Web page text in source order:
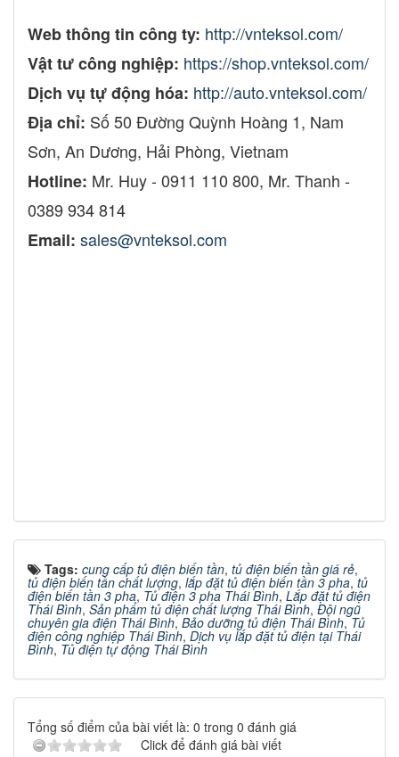
Web thông tin công ty: http://vnteksol.com/
Vật tư công nghiệp: https://shop.vnteksol.com/
Dịch vụ tự động hóa: http://auto.vnteksol.com/
Địa chỉ: Số 50 Đường Quỳnh Hoàng 1, Nam
Sơn, An Dương, Hải Phòng, Vietnam
Hotline: Mr. Huy - 0911 110 800, Mr. Thanh -
0389 934 814
Email: sales@vnteksol.com
Tags: cung cấp tủ điện biến tần, tủ điện biến tần giá rẻ,
tủ điện biến tần chất lượng, lắp đặt tủ điện biến tần 3 pha,tủ
điện biến tần 3 pha, Tủ điện 3 pha Thái Bình, Lắp đặt tủ điện
Thái Bình, Sản phẩm tủ điện chất lượng Thái Bình, Đội ngũ
chuyên gia điện Thái Bình, Bảo dưỡng tủ điện Thái Bình,Tủ
điện công nghiệp Thái Bình, Dịch vụ lắp đặt tủ điện tại Thái
Bình, Tủ điện tự động Thái Bình
Tổng số điểm của bài viết là: 0 trong 0 đánh giá
Click để đánh giá bài viết